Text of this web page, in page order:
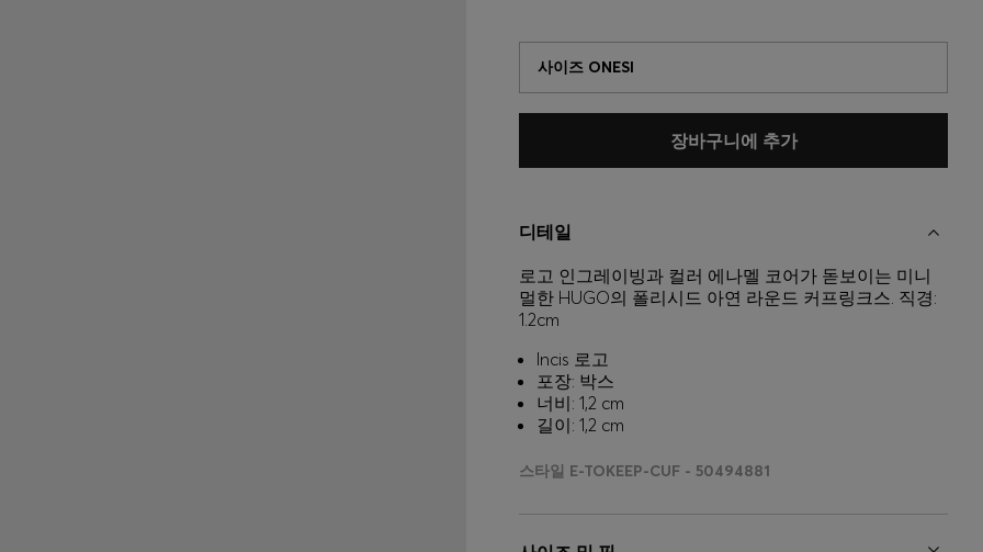
사이즈 ONESI
장바구니에 추가
디테일
로고 인그레이빙과 컬러 에나멜 코어가 돋보이는 미니
멀한 HUGO의 폴리시드 아연 라운드 커프링크스. 직경:
1.2cm
Incis 로고
포장: 박스
너비: 1,2 cm
길이: 1,2 cm
스타일 E-TOKEEP-CUF - 50494881